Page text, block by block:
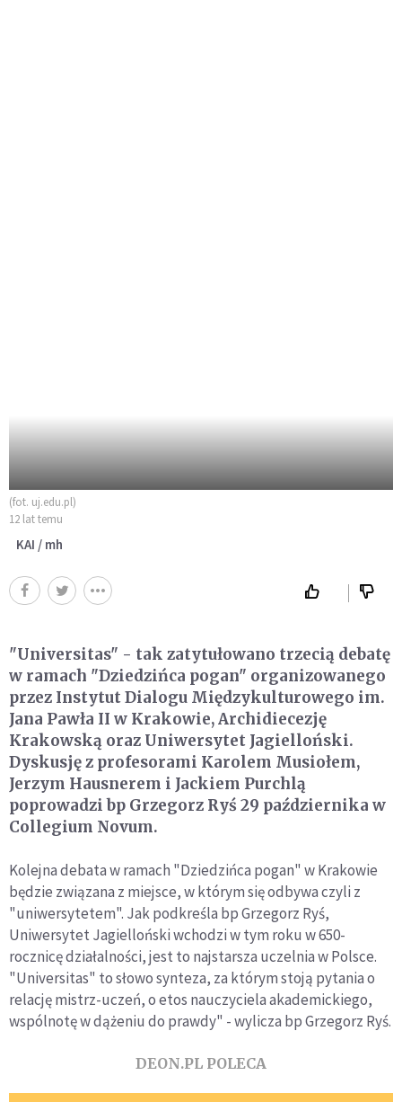
(fot. uj.edu.pl)
12 lat temu
KAI / mh
"Universitas" - tak zatytułowano trzecią debatę
w ramach "Dziedzińca pogan" organizowanego
przez Instytut Dialogu Międzykulturowego im.
Jana Pawła II w Krakowie, Archidiecezję
Krakowską oraz Uniwersytet Jagielloński.
Dyskusję z profesorami Karolem Musiołem,
Jerzym Hausnerem i Jackiem Purchlą
poprowadzi bp Grzegorz Ryś 29 października w
Collegium Novum.
Kolejna debata w ramach "Dziedzińca pogan" w Krakowie
będzie związana z miejsce, w którym się odbywa czyli z
"uniwersytetem". Jak podkreśla bp Grzegorz Ryś,
Uniwersytet Jagielloński wchodzi w tym roku w 650-
rocznicę działalności, jest to najstarsza uczelnia w Polsce.
"Universitas" to słowo synteza, za którym stoją pytania o
relację mistrz-uczeń, o etos nauczyciela akademickiego,
wspólnotę w dążeniu do prawdy" - wylicza bp Grzegorz Ryś.
DEON.PL POLECA